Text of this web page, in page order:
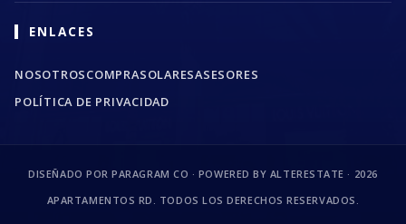
ENLACES
NOSOTROSCOMPRASOLARESASESORES
POLÍTICA DE PRIVACIDAD
DISEÑADO POR PARAGRAM CO · POWERED BY ALTERESTATE · 2026
APARTAMENTOS RD. TODOS LOS DERECHOS RESERVADOS.